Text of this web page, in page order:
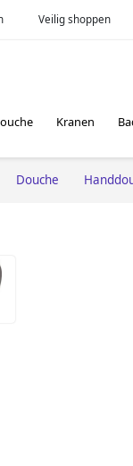
Veilig shoppen
Kranen
Douche